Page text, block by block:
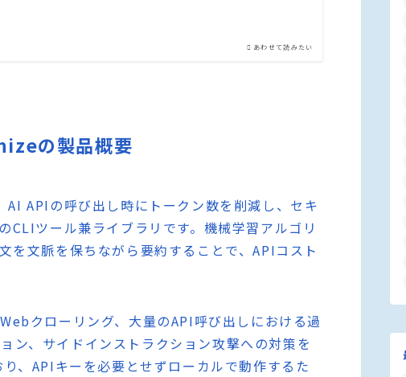
あわせて読みたい
の製品概要
の呼び出し時にトークン数を削減し、セキ
CLIツール兼ライブラリです。機械学習アルゴリ
文脈を保ちながら要約することで、APIコスト
クローリング、大量のAPI呼び出しにおける過
ン、サイドインストラクション攻撃への対策を
、APIキーを必要とせずローカルで動作するた